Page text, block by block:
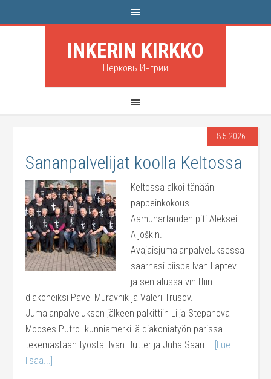
INKERIN KIRKKO
Церковь Ингрии
8.5.2026
Sananpalvelijat koolla Keltossa
Keltossa alkoi tänään
pappeinkokous.
Aamuhartauden piti Aleksei
Aljoškin.
Avajaisjumalanpalveluksessa
saarnasi piispa Ivan Laptev
ja sen alussa vihittiin
diakoneiksi Pavel Muravnik ja Valeri Trusov.
Jumalanpalveluksen jälkeen palkittiin Lilja Stepanova
Mooses Putro -kunniamerkillä diakoniatyön parissa
tekemästään työstä. Ivan Hutter ja Juha Saari … [Lue
lisää...]